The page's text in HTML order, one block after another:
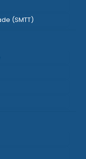
(SMTT)